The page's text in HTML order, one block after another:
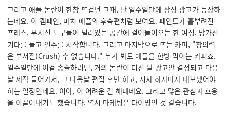
그리고 애플 논란이 한창 뜨겁던 그때, 단 일주일만에 삼성 광고가 등장하
는데요. 이 캠페인, 마치 애플의 후속편처럼 보여요. 페인트가 흩뿌려진
프레스, 부서진 도구들이 널려있는 공간에 걸어들어오는 한 여성. 망가진
기타를 들고 연주를 시작합니다. 그리고 마지막으로 뜨는 카피, "창의력
은 부서질(Crush) 수 없습니다." 누가 봐도 애플을 한방 먹이는 카피죠.
일주일만에 이걸 송출하려면, 거의 논란이 터진 날 광고안 결정되고 다음
날 제작 들어가서, 그 다음날 편집 후반 하고, 시사 하자마자 내보냈어야
하는 일정인데요. 이야, 이 어려운 걸 해내네요. 그리고 많은 관심과 호응
을 이끌어내기도 했습니다. 역시 마케팅은 타이밍인 것 같습니다.